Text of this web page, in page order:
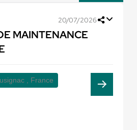
20/07/2026
MAINTENANCE
, France